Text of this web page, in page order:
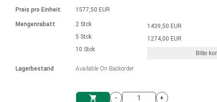
Einheitssystem
Hubmagnete
230 - 50 Hz | 110 - 60 Hz
Drehzahlregelung für die AIS-Serie
Bürstenlose Gleichstrommotoren
mit Planetengetriebe und internem
Ø 28-42| 1-1400 rpm | <= 290Ncm
Bürstenlose DC Motor Controller
Gleichstrommotoren mit
Schneckengetriebe und Bürsten
Ø43-124mm | 31-425rpm | ≤ 41Nm
Treiber für Gleichstrommotoren mit
Synchron-Asynchron | für 1-4 Elektrozylinder
Synchron-Asynchron | für 1-4 Elektrozylinder
Français (EUR)
Preis pro Einheit
Mengenrabatt
Lagerbestand
1577,50 EUR
2 Stck
5 Stck
10 Stck
Available On Backorder
1439,50 EUR
1274,00 EUR
Bitte
-
+